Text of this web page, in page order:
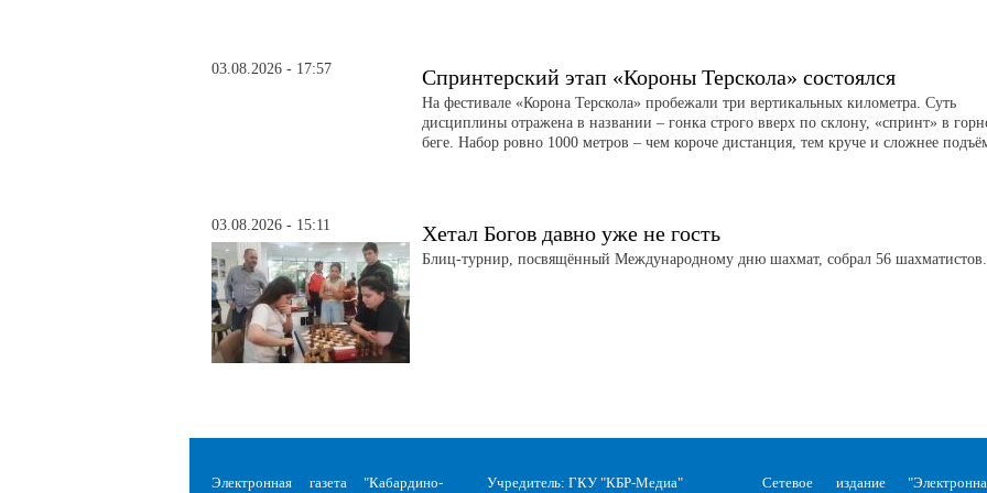
03.08.2026 - 17:57 Спринтерский этап «Короны Терскола» состоялся
На фестивале «Корона Терскола» пробежали три вертикальных километра. Суть
дисциплины отражена в названии – гонка строго вверх по склону, «спринт» в
беге. Набор ровно 1000 метров – чем короче дистанция, тем круче и сложнее
03.08.2026 - 15:11 Хетал Богов давно уже не гость
Блиц-турнир, посвящённый Международному дню шахмат, собрал 56 шахматистов.
Электронная газета "Кабардино-
Учредитель: ГКУ "КБР-Медиа"
Сетевое издание